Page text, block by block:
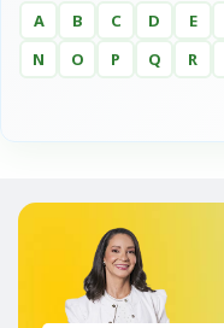
A B C D E
N
O P Q R